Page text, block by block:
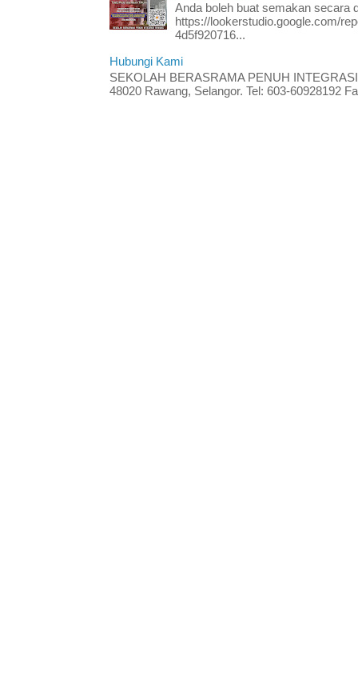
Anda boleh buat semakan secara
https://lookerstudio.google.com/
4d5f920716...
Hubungi Kami
SEKOLAH BERASRAMA PENUH
48020 Rawang, Selangor. Tel: 603-60928192